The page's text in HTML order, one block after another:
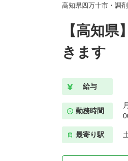
高知県四万十市・調
【高知
きます
給与
勤務時間
最寄り駅